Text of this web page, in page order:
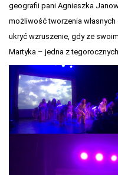
geografii pani Agnieszka
możliwość tworzenia
ukryć wzruszenie, gdy ze
Martyka – jedna z